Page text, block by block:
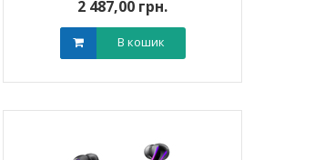
2 487,00 грн.
В кошик